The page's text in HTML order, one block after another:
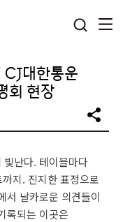
CJ대한통운
회 현장
빛난다. 테이블마다
지. 진지한 표정으로
서 날카로운 의견들이
록되는 이곳은